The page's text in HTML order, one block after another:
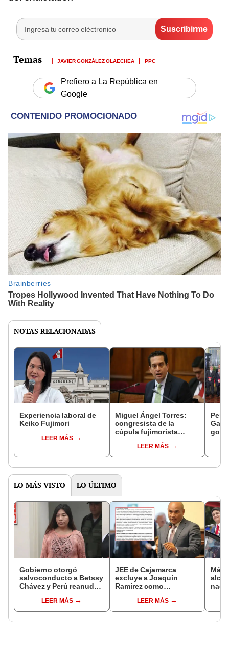
JAVIER GONZÁLEZ OLAECHEA PPC
Prefiero a La República en
Google
NOTAS RELACIONADAS
Experiencia laboral de
Keiko Fujimori
LEER MÁS
Miguel Ángel Torres:
congresista de la
cúpula fujimorista
del SenadoLEER MÁS
LO MÁS VISTO LO ÚLTIMO
Gobierno otorgó
salvoconducto a Betssy
Chávez y Perú reanuda
con MéxicoLEER MÁS
JEE de Cajamarca
excluye a Joaquín
Ramírez como
regional por ocultar
sentencia
LEER MÁS
Más